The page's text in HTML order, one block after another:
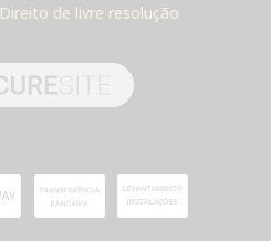
Direito de livre resolução